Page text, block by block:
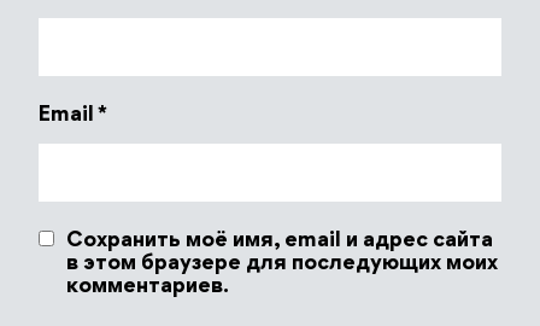
Email *
Сохранить моё имя, email и адрес сайта
в этом браузере для последующих моих
комментариев.